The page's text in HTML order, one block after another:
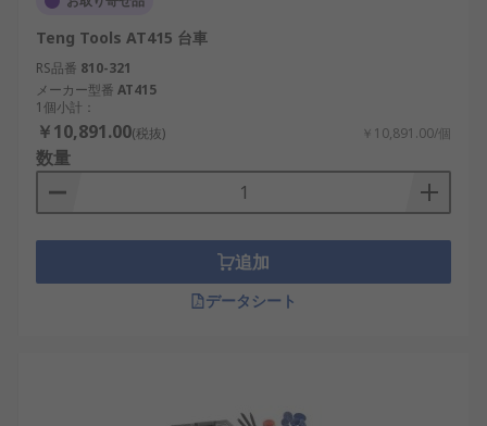
だきます当社の絶対的な品質へのこだわりをご存じ
になれば、安心していただけます。 RS は、多様な
車両検査キット の電子・工業製品の 機械製品、工
具 において、より幅広い選択肢をご用意しています
Teng Tools AT415 台車
RS品番 810-321
メーカー型番 AT415
1個小計：
￥10,891.00(税抜) ￥10,891.00/個
数量
追加
データシート